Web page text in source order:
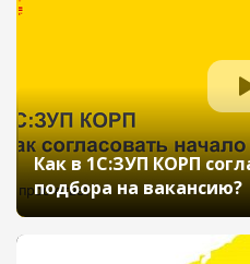
Как в 1С:ЗУП КОРП
подбора на вакансию?